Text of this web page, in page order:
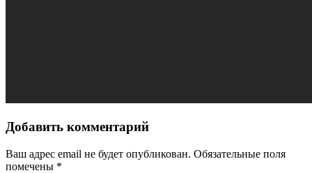
Добавить комментарий
Ваш адрес email не будет опубликован. Обязательные поля
помечены *